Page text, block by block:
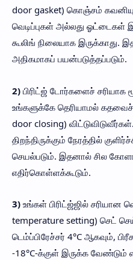
door gasket) கொஞ்சம்
வெடிப்புகள் அல்லது ஓட்டைகள்
கூலிங் நிலையாக இருக்காது.
அதிகமாகப் பயன்படுத்தப்படும்.
2) பிரிட்ஜ் டோர்களைச் சரியாக
உங்களுக்கே தெரியாமல்
door closing)
திறந்திருக்கும் நேரத்தில்
செயல்படும். இதனால் சில
எதிர்கொள்ளக்கூடும்.
3) உங்கள் பிரிட்ஜ்ஜில் சரியான
temperature setting) செட்
டெம்ப்பிரேச்சர் 4°C ஆகவும்,
-18°C-க்குள் இருக்க